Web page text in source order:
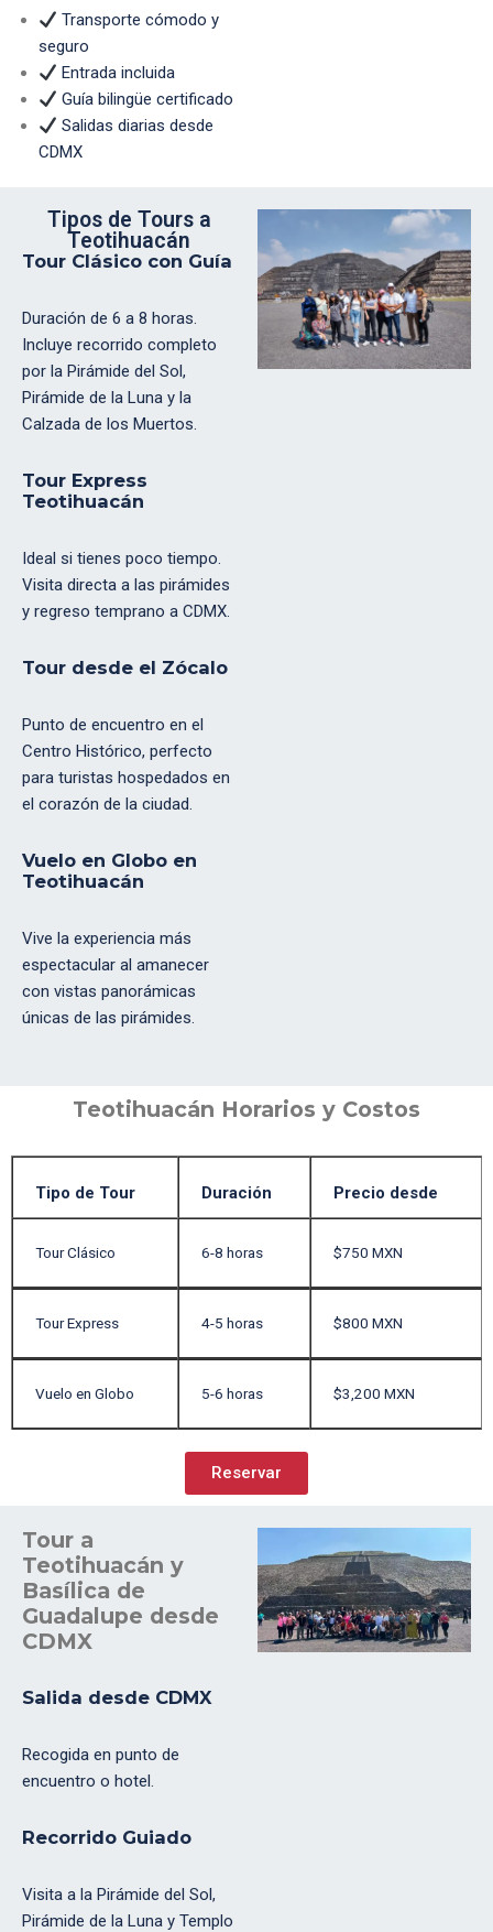
Transporte cómodo y
seguro
Entrada incluida
Guía bilingüe certificado
Salidas diarias desde
CDMX
Tipos de Tours a
Teotihuacán
Tour Clásico con Guía
Duración de 6 a 8 horas.
Incluye recorrido completo
por la Pirámide del Sol,
Pirámide de la Luna y la
Calzada de los Muertos.
Tour Express
Teotihuacán
Ideal si tienes poco tiempo.
Visita directa a las pirámides
y regreso temprano a CDMX.
Tour desde el Zócalo
Punto de encuentro en el
Centro Histórico, perfecto
para turistas hospedados en
el corazón de la ciudad.
Vuelo en Globo en
Teotihuacán
Vive la experiencia más
espectacular al amanecer
con vistas panorámicas
únicas de las pirámides.
Teotihuacán Horarios y Costos
Tipo de Tour Duración Precio desde
Tour Clásico 6-8 horas $750 MXN
Tour Express 4-5 horas $800 MXN
Vuelo en Globo 5-6 horas $3,200 MXN
Reservar
Tour a
Teotihuacán y
Basílica de
Guadalupe desde
CDMX
Salida desde CDMX
Recogida en punto de
encuentro o hotel.
Recorrido Guiado
Visita a la Pirámide del Sol,
Pirámide de la Luna y Templo